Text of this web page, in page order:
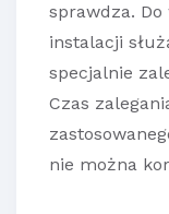
sprawdza.
instalacji
specjalnie
Czas
nie można